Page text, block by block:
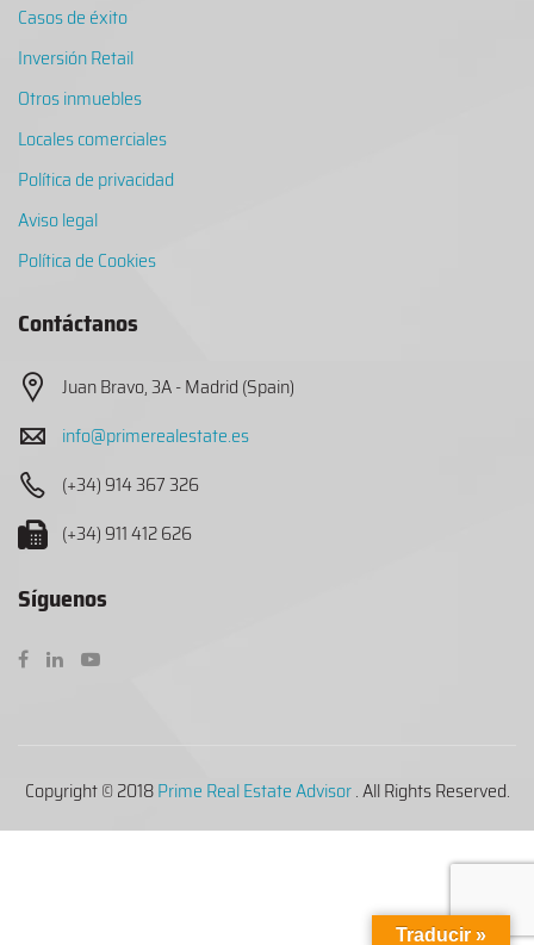
Casos de éxito
Inversión Retail
Otros inmuebles
Locales comerciales
Política de privacidad
Aviso legal
Política de Cookies
Contáctanos
Juan Bravo, 3A - Madrid (Spain)
info@primerealestate.es
(+34) 914 367 326
(+34) 911 412 626
Síguenos
Copyright © 2018Prime Real Estate Advisor. All Rights Reserved.
Traducir »